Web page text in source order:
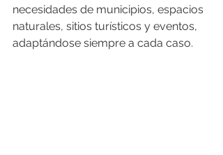
necesidades de municipios, espacios
naturales, sitios turísticos y eventos,
adaptándose siempre a cada caso.